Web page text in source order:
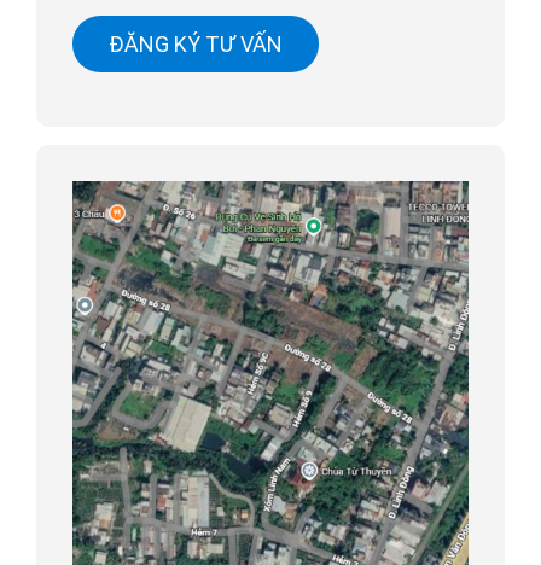
ĐĂNG KÝ TƯ VẤN